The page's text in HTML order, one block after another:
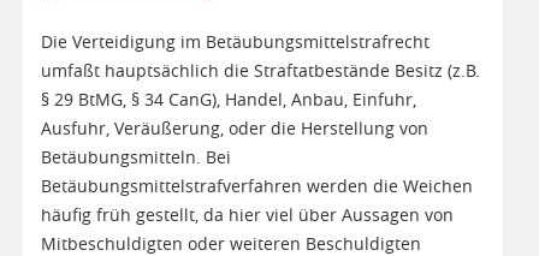
Die Verteidigung im Betäubungsmittelstrafrecht
umfaßt hauptsächlich die Straftatbestände Besitz (z.B.
§ 29 BtMG, § 34 CanG), Handel, Anbau, Einfuhr,
Ausfuhr, Veräußerung, oder die Herstellung von
Betäubungsmitteln. Bei
Betäubungsmittelstrafverfahren werden die Weichen
häufig früh gestellt, da hier viel über Aussagen von
Mitbeschuldigten oder weiteren Beschuldigten